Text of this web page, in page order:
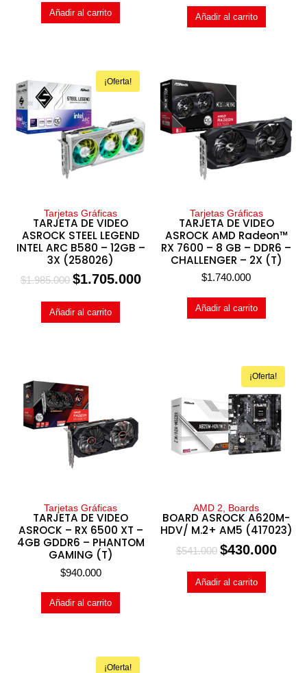
Añadir al carrito Añadir al carrito
¡Oferta!
Tarjetas Gráficas
TARJETA DE VIDEO
ASROCK STEEL LEGEND
INTEL ARC B580 – 12GB –
3X (258026)
$1.985.000 $1.705.000
Añadir al carrito
Tarjetas Gráficas
TARJETA DE VIDEO
ASROCK AMD Radeon™
RX 7600 – 8 GB – DDR6 –
CHALLENGER – 2X (T)
$1.740.000
Añadir al carrito
Tarjetas Gráficas
TARJETA DE VIDEO
ASROCK – RX 6500 XT –
4GB GDDR6 – PHANTOM
GAMING (T)
$940.000
Añadir al carrito
¡Oferta!
AMD 2, Boards
BOARD ASROCK A620M-
HDV/ M.2+ AM5 (417023)
$541.000 $430.000
Añadir al carrito
¡Oferta!